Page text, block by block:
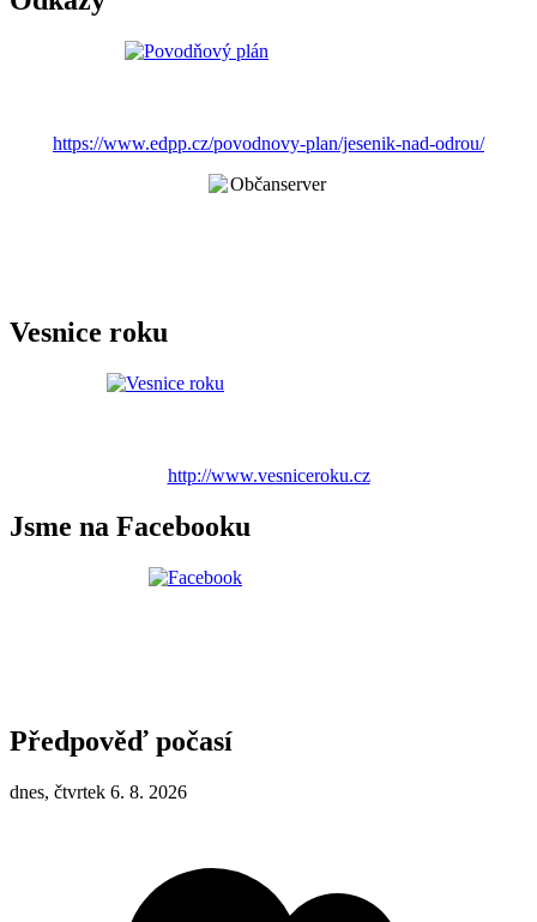
https://www.edpp.cz/povodnovy-plan/jesenik-nad-odrou/
Vesnice roku
http://www.vesniceroku.cz
Jsme na Facebooku
Předpověď počasí
dnes, čtvrtek 6. 8. 2026